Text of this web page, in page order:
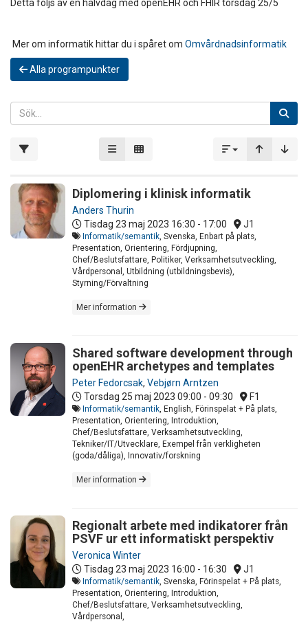
Detta följs av en halvdag med openEHR och FHIR torsdag 25/5
Mer om informatik hittar du i spåret om Omvårdnadsinformatik
Alla programpunkter
Diplomering i klinisk informatik
Anders Thurin
Tisdag 23 maj 2023 16:30 - 17:00 J1
Informatik/semantik , Svenska, Enbart på plats,
Presentation, Orientering, Fördjupning,
Chef/Beslutsfattare, Politiker, Verksamhetsutveckling,
Vårdpersonal, Utbildning (utbildningsbevis),
Styrning/Förvaltning
Mer information
Shared software development through
openEHR archetypes and templates
Peter Fedorcsak, Vebjørn Arntzen
Torsdag 25 maj 2023 09:00 - 09:30 F1
Informatik/semantik , English, Förinspelat + På plats,
Presentation, Orientering, Introduktion,
Chef/Beslutsfattare, Verksamhetsutveckling,
Tekniker/IT/Utvecklare, Exempel från verkligheten
(goda/dåliga), Innovativ/forskning
Mer information
Regionalt arbete med indikatorer från
PSVF ur ett informatiskt perspektiv
Veronica Winter
Tisdag 23 maj 2023 16:00 - 16:30 J1
Informatik/semantik , Svenska, Förinspelat + På plats,
Presentation, Orientering, Introduktion,
Chef/Beslutsfattare, Verksamhetsutveckling,
Vårdpersonal,